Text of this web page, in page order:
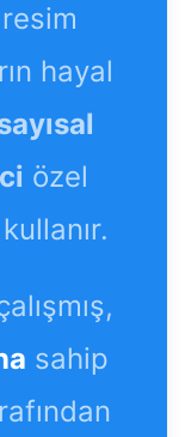
hayal
özel
sahip